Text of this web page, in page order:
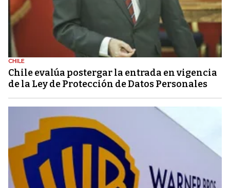
CHILE
Chile evalúa postergar la entrada en vigencia
de la Ley de Protección de Datos Personales